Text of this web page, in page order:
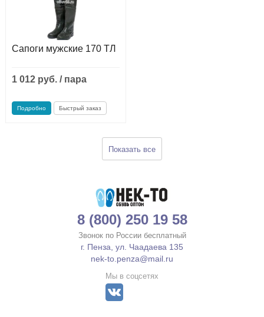
Сапоги мужские 170 ТЛ
1 012 руб. / пара
Мало
Подробно Быстрый заказ
Показать все
8 (800) 250 19 58
Звонок по России бесплатный
г. Пенза, ул. Чаадаева 135
nek-to.penza@mail.ru
Мы в соцсетях